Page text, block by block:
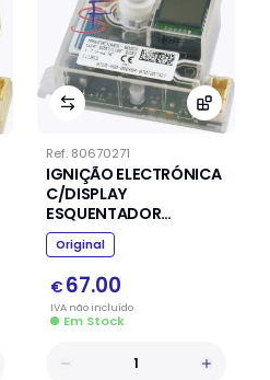
Ref. 80670271
IGNIÇÃO ELECTRÓNICA
C/DISPLAY
ESQUENTADOR
JUNKERS VULCANO
Original
€ 67.00
IVA nãoincluído
Em Stock